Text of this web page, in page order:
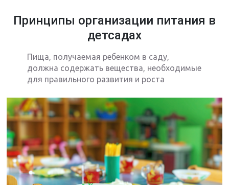
Принципы организации питания в
детсадах
Пища, получаемая ребенком в саду,
должна содержать вещества, необходимые
для правильного развития и роста